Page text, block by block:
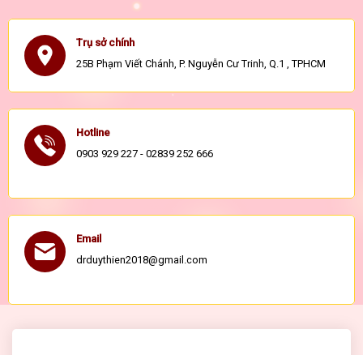
Trụ sở chính
25B Phạm Viết Chánh, P. Nguyễn Cư Trinh, Q.1 , TPHCM
Hotline
0903 929 227 - 02839 252 666
Email
drduythien2018@gmail.com